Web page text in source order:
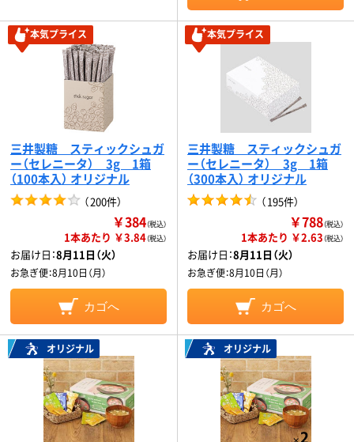
本気プライス
三井製糖 スティックシュガ
ー（セレニータ） 3g 1箱
（100本入） オリジナル
（200件）
￥384（税込）
1本あたり ￥3.84（税込）
お届け日：8月11日（火）
お急ぎ便：8月10日（月）
カゴへ
本気プライス
三井製糖 スティックシュガ
ー（セレニータ） 3g 1箱
（300本入） オリジナル
（195件）
￥788（税込）
1本あたり ￥2.63（税込）
お届け日：8月11日（火）
お急ぎ便：8月10日（月）
カゴへ
オリジナル オリジナル